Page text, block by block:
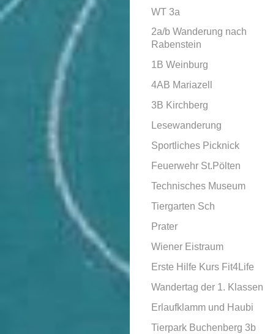
WT 3a
2a/b Wanderung nach
Rabenstein
1B Weinburg
4AB Mariazell
3B Kirchberg
Lesewanderung
Sportliches Picknick
Feuerwehr St.Pölten
Technisches Museum
Tiergarten Sch
Prater
Wiener Eistraum
Erste Hilfe Kurs Fit4Life
Wandertag der 1. Klassen
Erlaufklamm und Haubi
Tierpark Buchenberg 3b